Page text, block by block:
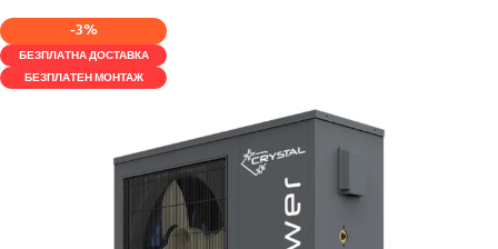
-3%
БЕЗПЛАТНА ДОСТАВКА
БЕЗПЛАТЕН МОНТАЖ